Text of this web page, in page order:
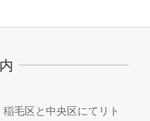
毛区と中央区にてリト